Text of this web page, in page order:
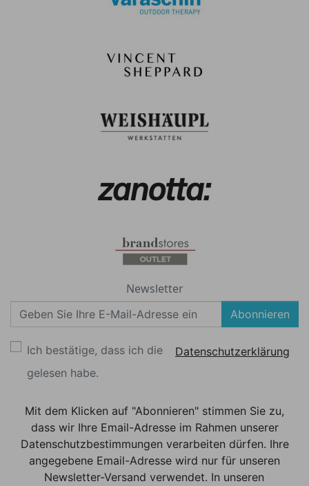
Newsletter
Abonnieren
Ich bestätige, dass ich die
Datenschutzerklärung
gelesen habe.
Mit dem Klicken auf "Abonnieren" stimmen Sie zu,
dass wir Ihre Email-Adresse im Rahmen unserer
Datenschutzbestimmungen verarbeiten dürfen. Ihre
angegebene Email-Adresse wird nur für unseren
Newsletter-Versand verwendet. In unseren